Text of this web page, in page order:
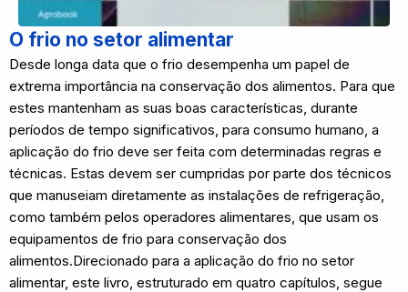
O frio no setor alimentar
Desde longa data que o frio desempenha um papel de
extrema importância na conservação dos alimentos. Para que
estes mantenham as suas boas características, durante
períodos de tempo significativos, para consumo humano, a
aplicação do frio deve ser feita com determinadas regras e
técnicas. Estas devem ser cumpridas por parte dos técnicos
que manuseiam diretamente as instalações de refrigeração,
como também pelos operadores alimentares, que usam os
equipamentos de frio para conservação dos
alimentos.Direcionado para a aplicação do frio no setor
alimentar, este livro, estruturado em quatro capítulos, segue